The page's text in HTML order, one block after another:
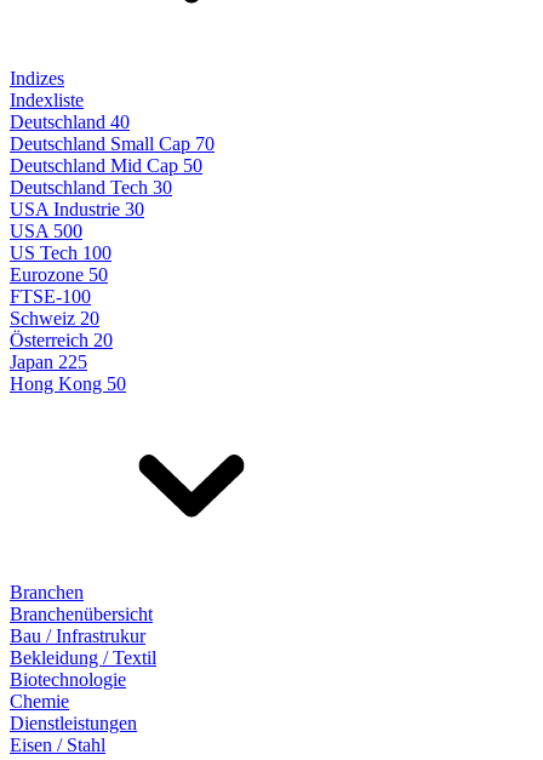
Indizes
Indexliste
Deutschland 40
Deutschland Small Cap 70
Deutschland Mid Cap 50
Deutschland Tech 30
USA Industrie 30
USA 500
US Tech 100
Eurozone 50
FTSE-100
Schweiz 20
Österreich 20
Japan 225
Hong Kong 50
Branchen
Branchenübersicht
Bau / Infrastrukur
Bekleidung / Textil
Biotechnologie
Chemie
Dienstleistungen
Eisen / Stahl